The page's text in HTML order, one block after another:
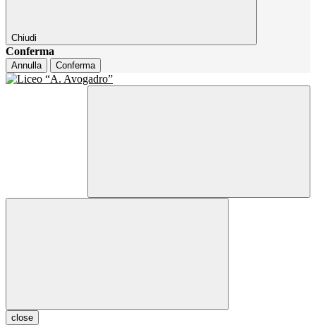
Chiudi
Conferma
Annulla Conferma
close